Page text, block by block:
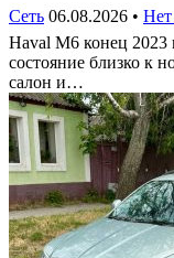
Сеть 06.08.2026 • Нет
Haval M6 конец 2023
состояние близко к
салон и…